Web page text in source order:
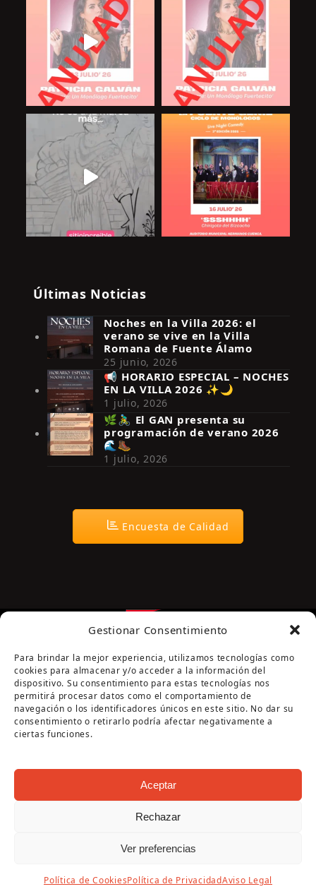
Gestionar Consentimiento
Para brindar la mejor experiencia, utilizamos tecnologías como
cookies para almacenar y/o acceder a la información del
dispositivo. Su consentimiento para estas tecnologías nos
permitirá procesar datos como el comportamiento de
navegación o los identificadores únicos en este sitio. No dar su
consentimiento o retirarlo podría afectar negativamente a
ciertas funciones.
Aceptar
Rechazar
Ver preferencias
Política de CookiesPolítica de PrivacidadAviso Legal
Síguenos en Instagram
Últimas Noticias
Noches en la Villa 2026: el
verano se vive en la Villa
Romana de Fuente Álamo
25 junio, 2026
📢 HORARIO ESPECIAL – NOCHES
EN LA VILLA 2026 ✨🌙
1 julio, 2026
🌿🚴‍♂️ El GAN presenta su
programación de verano 2026
🌊🥾
1 julio, 2026
Encuesta de Calidad
Página cofinanciada por la Diputación de Córdoba
Copyright Oficina de Turismo - Ayuntamiento de
Aviso Legal|Política de Privacidad|Política de